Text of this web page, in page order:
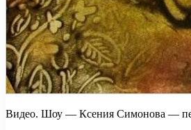
Видео. Шоу — Ксения Симонова —